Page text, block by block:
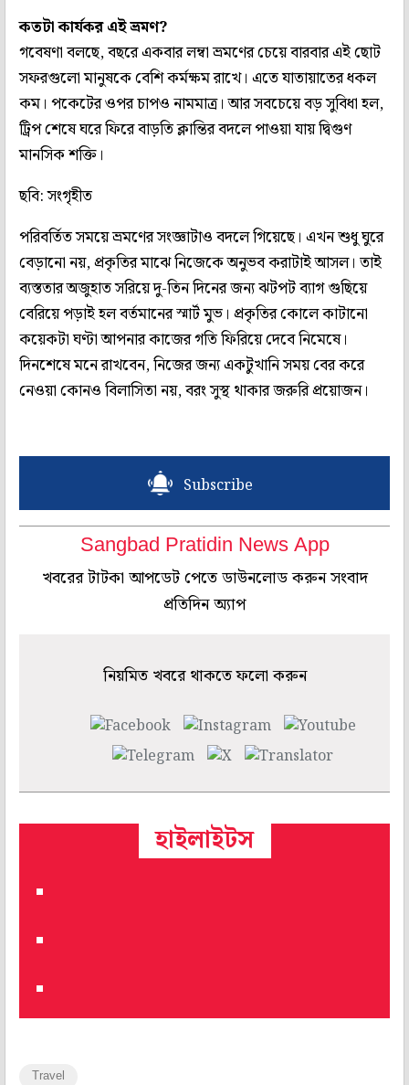
কতটা কার্যকর এই ভ্রমণ?
গবেষণা বলছে, বছরে একবার লম্বা ভ্রমণের চেয়ে বারবার এই ছোট
সফরগুলো মানুষকে বেশি কর্মক্ষম রাখে। এতে যাতায়াতের ধকল
কম। পকেটের ওপর চাপও নামমাত্র। আর সবচেয়ে বড় সুবিধা হল,
ট্রিপ শেষে ঘরে ফিরে বাড়তি ক্লান্তির বদলে পাওয়া যায় দ্বিগুণ
মানসিক শক্তি।
ছবি: সংগৃহীত
পরিবর্তিত সময়ে ভ্রমণের সংজ্ঞাটাও বদলে গিয়েছে। এখন শুধু ঘুরে
বেড়ানো নয়, প্রকৃতির মাঝে নিজেকে অনুভব করাটাই আসল। তাই
ব্যস্ততার অজুহাত সরিয়ে দু-তিন দিনের জন্য ঝটপট ব্যাগ গুছিয়ে
বেরিয়ে পড়াই হল বর্তমানের স্মার্ট মুভ। প্রকৃতির কোলে কাটানো
কয়েকটা ঘণ্টা আপনার কাজের গতি ফিরিয়ে দেবে নিমেষে।
দিনশেষে মনে রাখবেন, নিজের জন্য একটুখানি সময় বের করে
নেওয়া কোনও বিলাসিতা নয়, বরং সুস্থ থাকার জরুরি প্রয়োজন।
Subscribe
Sangbad Pratidin News App
খবরের টাটকা আপডেট পেতে ডাউনলোড করুন সংবাদ
প্রতিদিন অ্যাপ
নিয়মিত খবরে থাকতে ফলো করুন
হাইলাইটস
Travel